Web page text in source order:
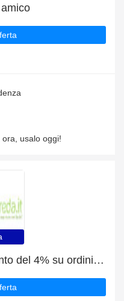
usalo oggi!
Offerta Abitarearreda: Sconto del 4% su ordini superiori a 90€